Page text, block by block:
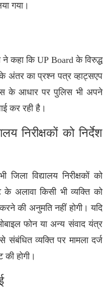
गया।
कहा कि UP Board के विरुद्ध
अंतर का प्रश्न पत्र व्हाट्सएप
के आधार पर पुलिस भी अपने
कर रही है।
निरीक्षकों को निर्देश
विद्यालय निरीक्षकों को
के अलावा किसी भी व्यक्ति को
की अनुमति नहीं होगी। यदि
मोबाइल फोन या अन्य संवाद यंत्र
संबंधित व्यक्ति पर मामला दर्ज
की होगी।